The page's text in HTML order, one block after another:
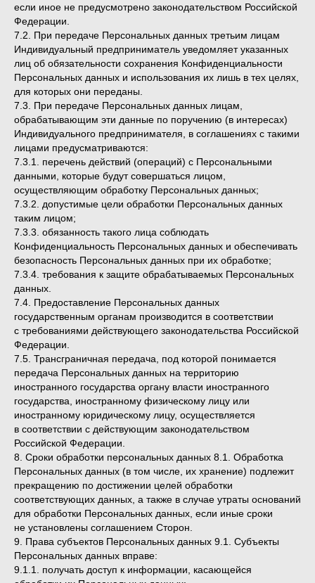
если иное не предусмотрено законодательством Российской
Федерации.
7.2. При передаче Персональных данных третьим лицам
Индивидуальный предприниматель уведомляет указанных
лиц об обязательности сохранения Конфиденциальности
Персональных данных и использования их лишь в тех целях,
для которых они переданы.
7.3. При передаче Персональных данных лицам,
обрабатывающим эти данные по поручению (в интересах)
Индивидуального предпринимателя, в соглашениях с такими
лицами предусматриваются:
7.3.1. перечень действий (операций) с Персональными
данными, которые будут совершаться лицом,
осуществляющим обработку Персональных данных;
7.3.2. допустимые цели обработки Персональных данных
таким лицом;
7.3.3. обязанность такого лица соблюдать
Конфиденциальность Персональных данных и обеспечивать
безопасность Персональных данных при их обработке;
7.3.4. требования к защите обрабатываемых Персональных
данных.
7.4. Предоставление Персональных данных
государственным органам производится в соответствии
с требованиями действующего законодательства Российской
Федерации.
7.5. Трансграничная передача, под которой понимается
передача Персональных данных на территорию
иностранного государства органу власти иностранного
государства, иностранному физическому лицу или
иностранному юридическому лицу, осуществляется
в соответствии с действующим законодательством
Российской Федерации.
8. Сроки обработки персональных данных 8.1. Обработка
Персональных данных (в том числе, их хранение) подлежит
прекращению по достижении целей обработки
соответствующих данных, а также в случае утраты оснований
для обработки Персональных данных, если иные сроки
не установлены соглашением Сторон.
9. Права субъектов Персональных данных 9.1. Субъекты
Персональных данных вправе:
9.1.1. получать доступ к информации, касающейся